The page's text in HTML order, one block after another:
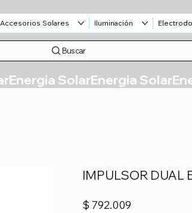
Accesorios Solares Iluminación
Buscar
IMPULSOR DUAL
Precio
$ 792.009